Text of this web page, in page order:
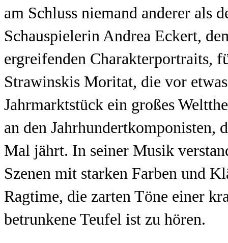
am Schluss niemand anderer als
Schauspielerin Andrea Eckert,
ergreifenden Charakterportraits,
Strawinskis Moritat, die vor
Jahrmarktstück ein großes
an den Jahrhundertkomponisten,
Mal jährt. In seiner Musik
Szenen mit starken Farben und
Ragtime, die zarten Töne einer
betrunkene Teufel ist zu hören.